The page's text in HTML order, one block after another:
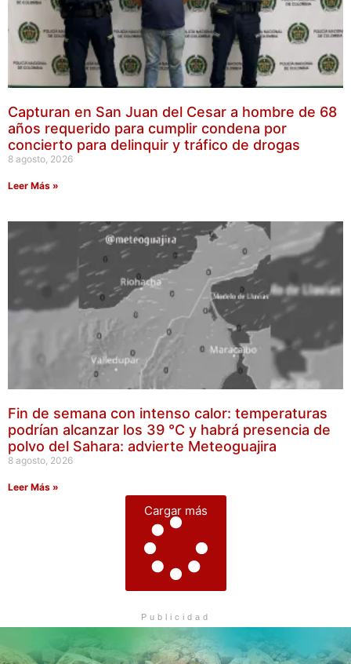
Capturan en San Juan del Cesar a hombre de 68
años requerido para cumplir condena por
concierto para delinquir y tráfico de drogas
8 agosto, 2026
Leer Más »
Fin de semana con intenso calor: temperaturas
podrían alcanzar los 39 °C y habrá presencia de
polvo del Sahara: advierte Meteoguajira
8 agosto, 2026
Leer Más »
Cargar más
Publicidad